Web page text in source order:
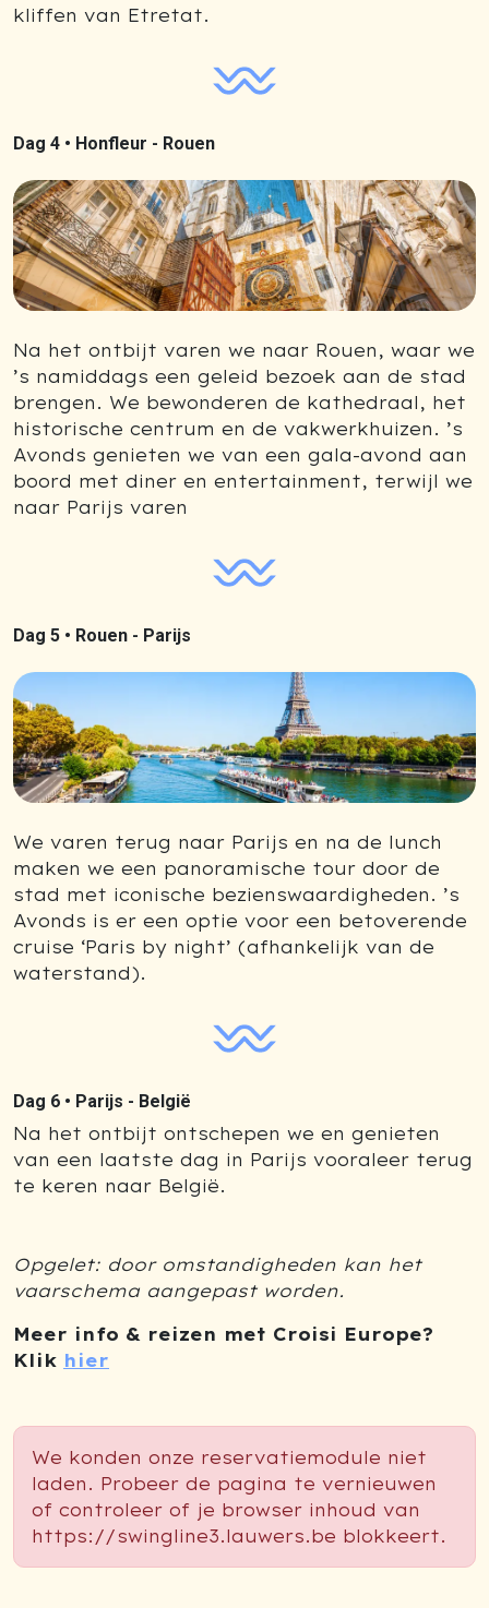
kliffen van Etretat.
Dag 4 • Honfleur - Rouen
Previous Next
Na het ontbijt varen we naar Rouen, waar we
’s namiddags een geleid bezoek aan de stad
brengen. We bewonderen de kathedraal, het
historische centrum en de vakwerkhuizen. ’s
Avonds genieten we van een gala-avond aan
boord met diner en entertainment, terwijl we
naar Parijs varen
Dag 5 • Rouen - Parijs
We varen terug naar Parijs en na de lunch
maken we een panoramische tour door de
stad met iconische bezienswaardigheden. ’s
Avonds is er een optie voor een betoverende
cruise ‘Paris by night’ (afhankelijk van de
waterstand).
Dag 6 • Parijs - België
Na het ontbijt ontschepen we en genieten
van een laatste dag in Parijs vooraleer terug
te keren naar België.
Opgelet: door omstandigheden kan het
vaarschema aangepast worden.
Meer info & reizen met Croisi Europe?
Klik hier
We konden onze reservatiemodule niet
laden. Probeer de pagina te vernieuwen
of controleer of je browser inhoud van
https://swingline3.lauwers.be blokkeert.